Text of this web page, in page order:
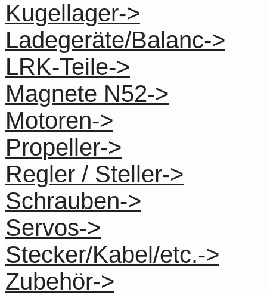
Kugellager->
Ladegeräte/Balanc->
LRK-Teile->
Magnete N52->
Motoren->
Propeller->
Regler / Steller->
Schrauben->
Servos->
Stecker/Kabel/etc.->
Zubehör->